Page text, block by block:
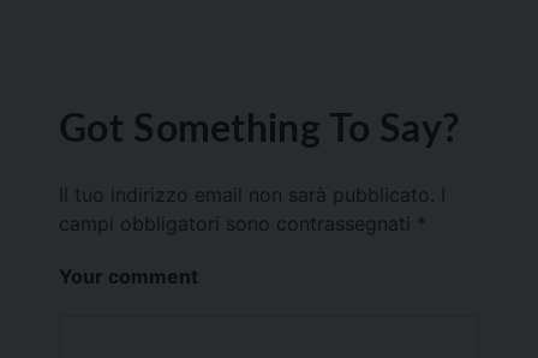
Got Something To Say?
Il tuo indirizzo email non sarà pubblicato.
campi obbligatori sono contrassegnati *
Your comment